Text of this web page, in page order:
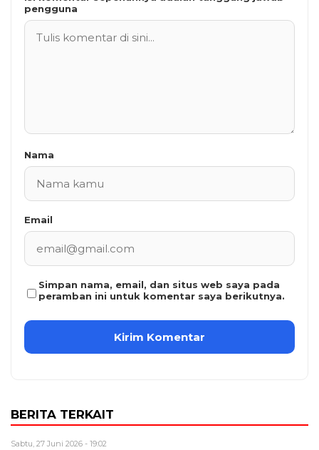
pengguna
Nama
Email
Simpan nama, email, dan situs web saya pada
peramban ini untuk komentar saya berikutnya.
BERITA TERKAIT
Sabtu, 27 Juni 2026 - 19:02